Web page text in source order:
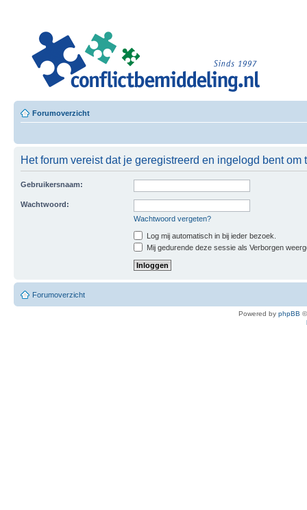
Forumoverzicht
Het forum vereist dat je geregistreerd en ingelogd bent
Gebruikersnaam:
Wachtwoord:
Wachtwoord vergeten?
Log mij automatisch in bij ieder bezoek.
Mij gedurende deze sessie als Verborgen
Forumoverzicht
Powered by phpBB